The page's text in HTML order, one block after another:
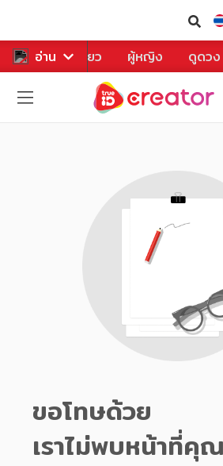
อ่าน
หาร ท่องเที่ยว ผู้หญิง ดูดวง
ขอโทษด้วย
เราไม่พบหน้าที่คุ